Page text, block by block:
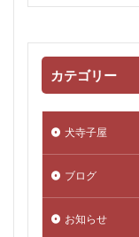
カテゴリー
犬寺子屋
ブログ
お知らせ